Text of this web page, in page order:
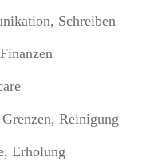
Schreiben
Reinigung
Erholung